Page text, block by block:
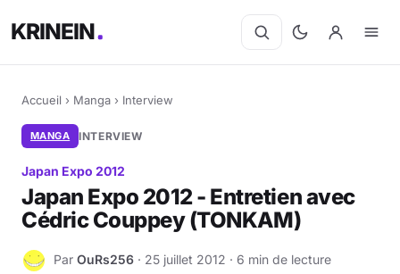
KRINEIN
Accueil › Manga › Interview
MANGA INTERVIEW
Japan Expo 2012
Japan Expo 2012 - Entretien avec
Cédric Couppey (TONKAM)
O Par OuRs256 · 25 juillet 2012 · 6 min de lecture